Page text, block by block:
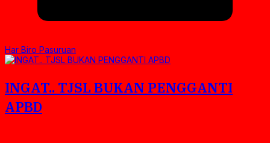
Har Biro Pasuruan
INGAT.. TJSL BUKAN PENGGANTI
APBD